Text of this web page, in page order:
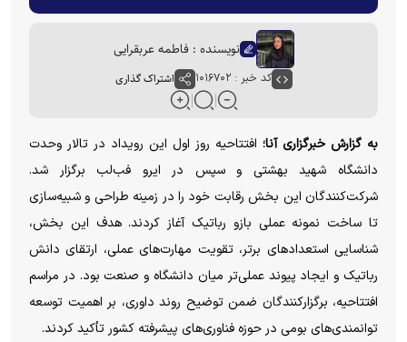
نویسنده : فاطمه عربقرایی
کد خبر : ۱۰۱۶۷۰۲ اشتراک گذاری
به گزارش خبرگزاری آنا؛ افتتاحیه روز اول این رویداد در تالار وحدت
دانشگاه شهید بهشتی و سپس در ایرو فب‌لب برگزار شد.
شرکت‌کنندگان این بخش رقابت خود را در زمینه طراحی و شبیه‌سازی
تا ساخت نمونه عملی بازو رباتیک آغاز کردند. هدف این بخش،
شناسایی استعداد‌های برتر، تقویت مهارت‌های عملی، ارتقای دانش
رباتیک و ایجاد پیوند عملی‌تر میان دانشگاه و صنعت بود. در مراسم
افتتاحیه، برگزارکنندگان ضمن توضیح روند داوری، بر اهمیت توسعه
توانمندی‌های بومی در حوزه فناوری‌های پیشرفته کشور تأکید کردند.